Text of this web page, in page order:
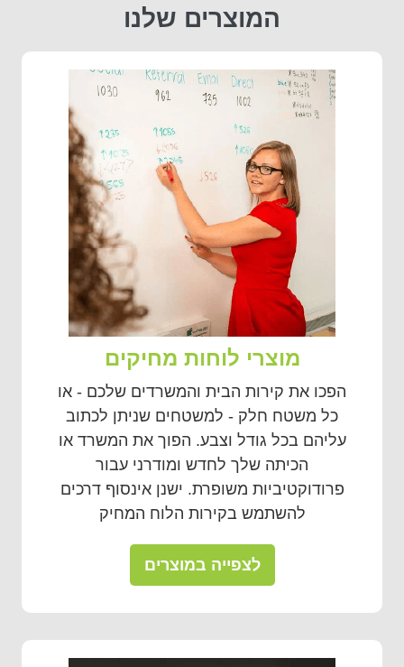
המוצרים שלנו
מוצרי לוחות מחיקים
הפכו את קירות הבית והמשרדים שלכם - או
כל משטח חלק - למשטחים שניתן לכתוב
עליהם בכל גודל וצבע. הפוך את המשרד או
הכיתה שלך לחדש ומודרני עבור
פרודוקטיביות משופרת. ישנן אינסוף דרכים
להשתמש בקירות הלוח המחיק
לצפייה במוצרים